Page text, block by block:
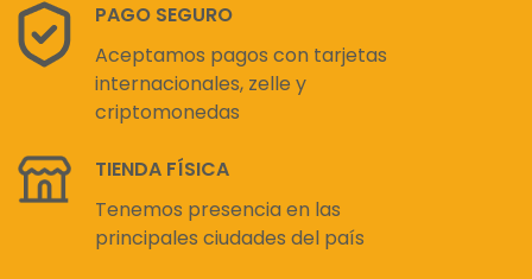
PAGO SEGURO
Aceptamos pagos con tarjetas
internacionales, zelle y
criptomonedas
TIENDA FÍSICA
Tenemos presencia en las
principales ciudades del país